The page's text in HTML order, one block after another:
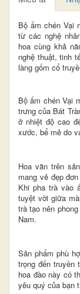
Bộ ấm chén Vại
từ các nghệ
hoa cùng khả
nghệ thuật, tinh
làng gốm cổ
Bộ ấm chén Vại
trưng của Bát
ở nhiệt độ cao
xước, bể mẻ do
Hoa văn trên
mang vẻ đẹp
Khi pha trà vào
tuyệt vời giữa
trà tạo nên
Nam.
Sản phẩm phù
trọng đến truyền
hoa đào này có
yêu quý của bạn